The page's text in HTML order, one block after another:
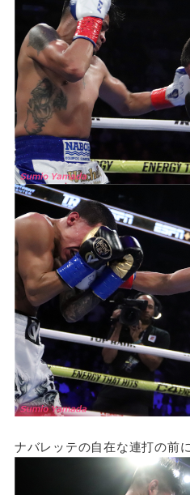
ナバレッテの自在な連打の前